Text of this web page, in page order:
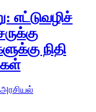
எட்டுவழிச்
நிதி
அரசியல்